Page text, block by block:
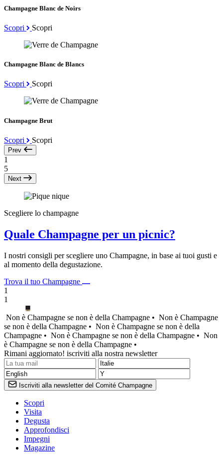
Champagne Blanc de Noirs
Scopri Scopri
Champagne Blanc de Blancs
Scopri Scopri
Champagne Brut
Scopri Scopri
Prev
1
5
Next
Scegliere lo champagne
Quale Champagne per un picnic?
I nostri consigli per scegliere uno Champagne, in base ai tuoi gusti e
al momento della degustazione.
Trova il tuo Champagne
1
1
Non è Champagne se non è della Champagne • Non è Champagne
se non è della Champagne • Non è Champagne se non è della
Champagne • Non è Champagne se non è della Champagne • Non
è Champagne se non è della Champagne •
Rimani aggiornato! iscriviti alla nostra newsletter
Iscriviti alla newsletter del Comité Champagne
Scopri
Visita
Degusta
Approfondisci
Impegni
Magazine